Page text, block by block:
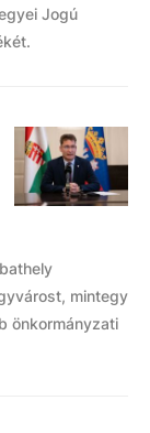
Jogú
mintegy
önkormányzati